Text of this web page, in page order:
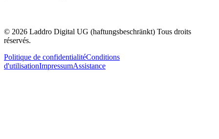
© 2026 Laddro Digital UG (haftungsbeschränkt) Tous droits
réservés.
Politique de confidentialitéConditions
d'utilisationImpressumAssistance